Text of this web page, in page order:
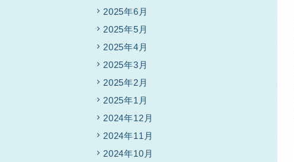
2025年6月
2025年5月
2025年4月
2025年3月
2025年2月
2025年1月
2024年12月
2024年11月
2024年10月